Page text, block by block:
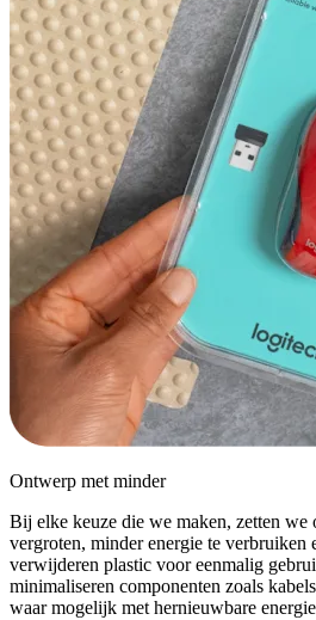
Ontwerp met minder
Bij elke keuze die we maken, zetten we
vergroten, minder energie te verbruiken
verwijderen plastic voor eenmalig
minimaliseren componenten zoals
waar mogelijk met hernieuwbare